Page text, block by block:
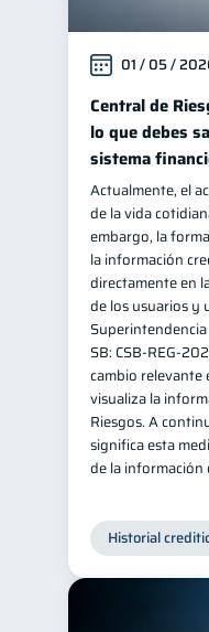
Información
inversiones
Salud mental
Retiro 1
Gasto
información
01 / 05 /
Central de
lo que debes
sistema
Actualmente, el
de la vida
embargo, la
la información
directamente en
de los usuarios y
SB: CSB-REG-
cambio relevante
visualiza la
Riesgos. A
significa esta
de la información
Historial